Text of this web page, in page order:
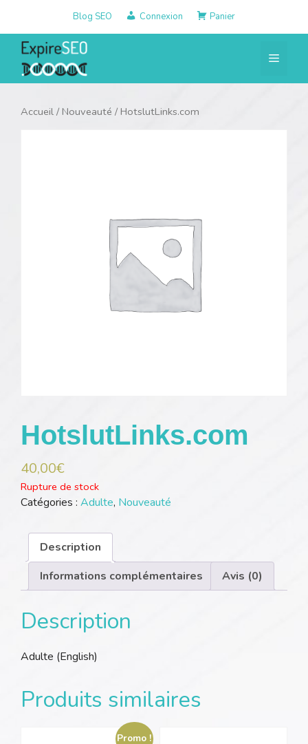
contenu
Blog SEO Connexion Panier
Menu
Accueil / Nouveauté / HotslutLinks.com
HotslutLinks.com
40,00€
Rupture de stock
Catégories : Adulte, Nouveauté
Description
Informations complémentaires
Avis (0)
Description
Adulte (English)
Produits similaires
Promo !